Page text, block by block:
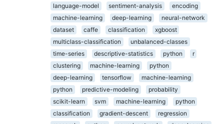
language-model
sentiment-analysis
encoding
machine-learning
deep-learning
neural-network
dataset
caffe classification
xgboost
multiclass-classification
unbalanced-classes
time-series
descriptive-statistics python
r
clustering
machine-learning
python
deep-learning
tensorflow
machine-learning
python
predictive-modeling
probability
scikit-learn
svm machine-learning
python
classification
gradient-descent
regression